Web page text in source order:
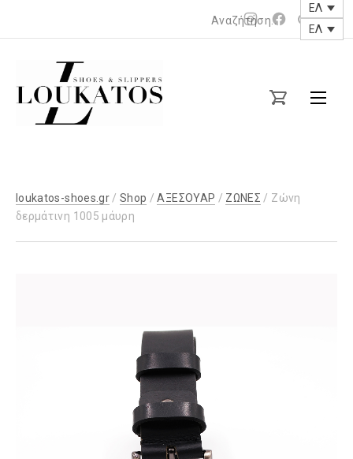
Νέο
παράθυρο
Νέο
παράθυρο
ΕΛ
ΕΛ
loukatos-
shoes.gr
loukatos-shoes.gr/Shop /ΑΞΕΣΟΥΑΡ / ΖΩΝΕΣ / Ζώνη
δερμάτινη 1005 μάυρη